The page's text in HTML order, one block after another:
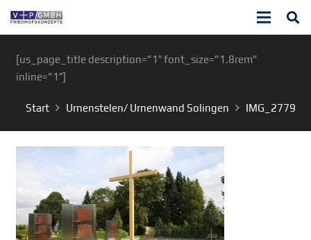
[us_page_title description=”1″ font_size=”1.8rem”
inline=”1″]
Start Urnenstelen/ Urnenwand Solingen IMG_2779